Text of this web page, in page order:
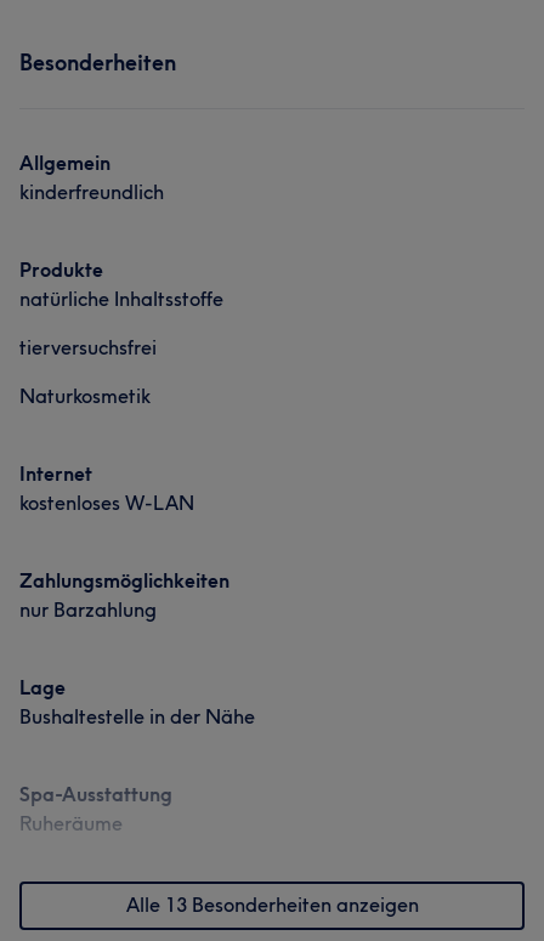
Besonderheiten
Allgemein
kinderfreundlich
Produkte
natürliche Inhaltsstoffe
tierversuchsfrei
Naturkosmetik
Internet
kostenloses W-LAN
Zahlungsmöglichkeiten
nur Barzahlung
Lage
Bushaltestelle in der Nähe
Spa-Ausstattung
Ruheräume
Alle 13 Besonderheiten anzeigen